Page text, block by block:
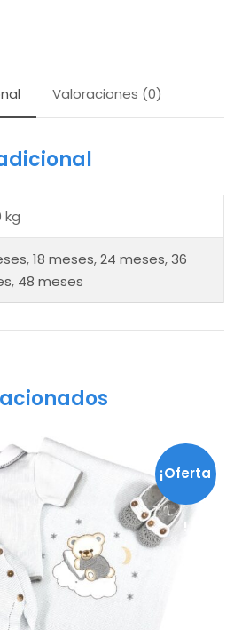
Valoraciones (0)
kg
,18 meses,24 meses,36
, 48 meses
¡Oferta
!